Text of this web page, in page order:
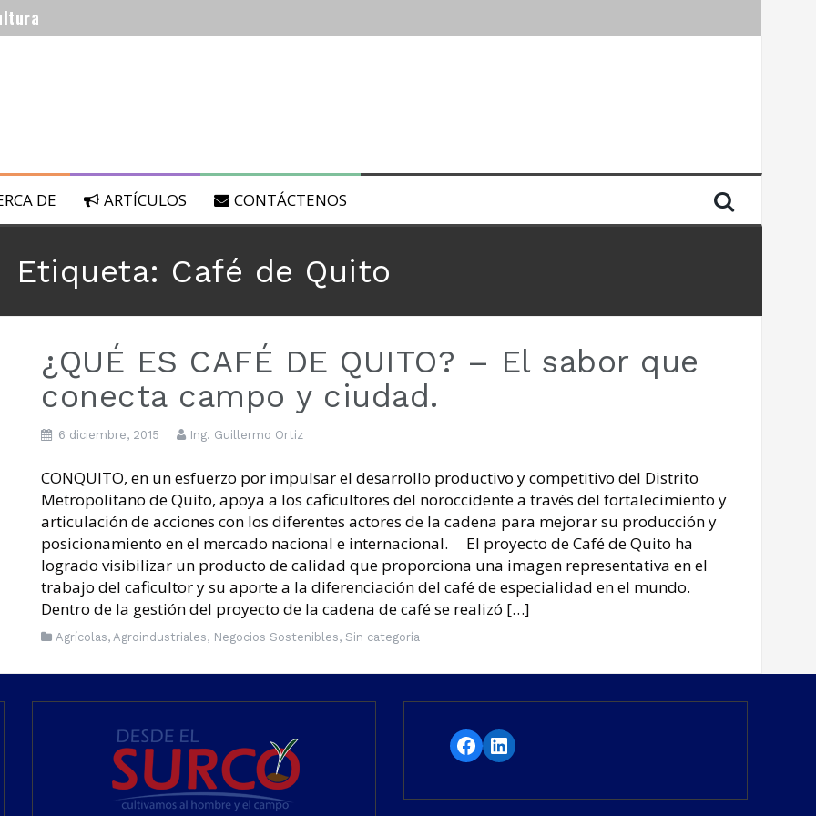
lunares: del 22 al 29 de Julio de 2019
DE ARTÍCULOS CONTÁCTENOS
Etiqueta: Café de Quito
¿QUÉ ES CAFÉ DE QUITO? – El sabor que
conecta campo y ciudad.
6 diciembre, 2015 Ing. Guillermo Ortiz
CONQUITO, en un esfuerzo por impulsar el desarrollo productivo y competitivo del Distrito
Metropolitano de Quito, apoya a los caficultores del noroccidente a través del fortalecimiento y
articulación de acciones con los diferentes actores de la cadena para mejorar su producción y
posicionamiento en el mercado nacional e internacional. El proyecto de Café de Quito ha
logrado visibilizar un producto de calidad que proporciona una imagen representativa en el
trabajo del caficultor y su aporte a la diferenciación del café de especialidad en el mundo.
Dentro de la gestión del proyecto de la cadena de café se realizó […]
Agrícolas, Agroindustriales, Negocios Sostenibles, Sin categoría
Facebook
LinkedIn